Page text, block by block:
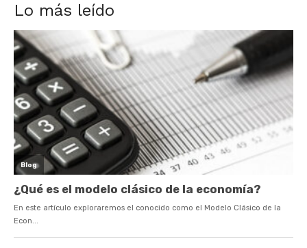
Lo más leído